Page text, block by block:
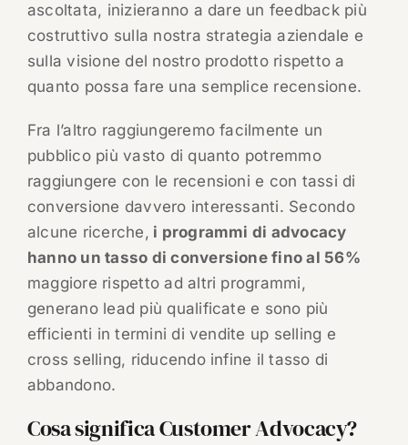
ascoltata, inizieranno a dare un feedback più
costruttivo sulla nostra strategia aziendale e
sulla visione del nostro prodotto rispetto a
quanto possa fare una semplice recensione.
Fra l’altro raggiungeremo facilmente un
pubblico più vasto di quanto potremmo
raggiungere con le recensioni e con tassi di
conversione davvero interessanti. Secondo
alcune ricerche, i programmi di advocacy
hanno un tasso di conversione fino al 56%
maggiore rispetto ad altri programmi,
generano lead più qualificate e sono più
efficienti in termini di vendite up selling e
cross selling, riducendo infine il tasso di
abbandono.
Cosa significa Customer Advocacy?